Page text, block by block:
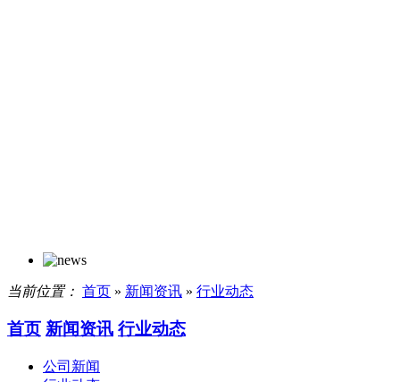
当前位置： 首页 » 新闻资讯 » 行业动态
首页 新闻资讯 行业动态
公司新闻